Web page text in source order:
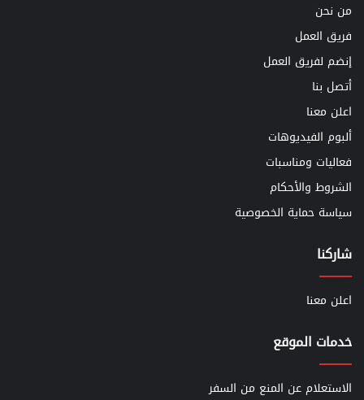
من نحن
فريق العمل
إنضم لفريق العمل
أتصل بنا
اعلن معنا
ألبوم الفيديوهات
فعاليات ومناسبات
الشروط والأحكام
سياسة حماية الخصوصية
شاركنا
اعلن معنا
خدمات الموقع
الاستعلام عن المنع من السفر